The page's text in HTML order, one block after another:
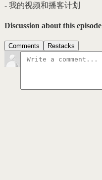
- 我的视频和播客计划
Discussion about this episode
Comments Restacks